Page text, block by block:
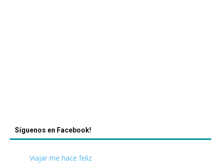
Síguenos en Facebook!
Viajar me hace feliz